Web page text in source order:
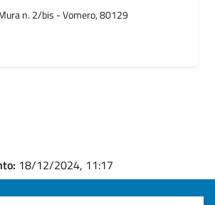
n. 2/bis - Vomero, 80129
18/12/2024, 11:17